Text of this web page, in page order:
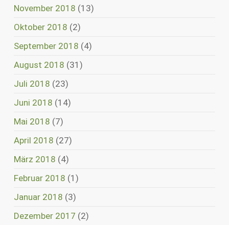
November 2018 (13)
Oktober 2018 (2)
September 2018 (4)
August 2018 (31)
Juli 2018 (23)
Juni 2018 (14)
Mai 2018 (7)
April 2018 (27)
März 2018 (4)
Februar 2018 (1)
Januar 2018 (3)
Dezember 2017 (2)